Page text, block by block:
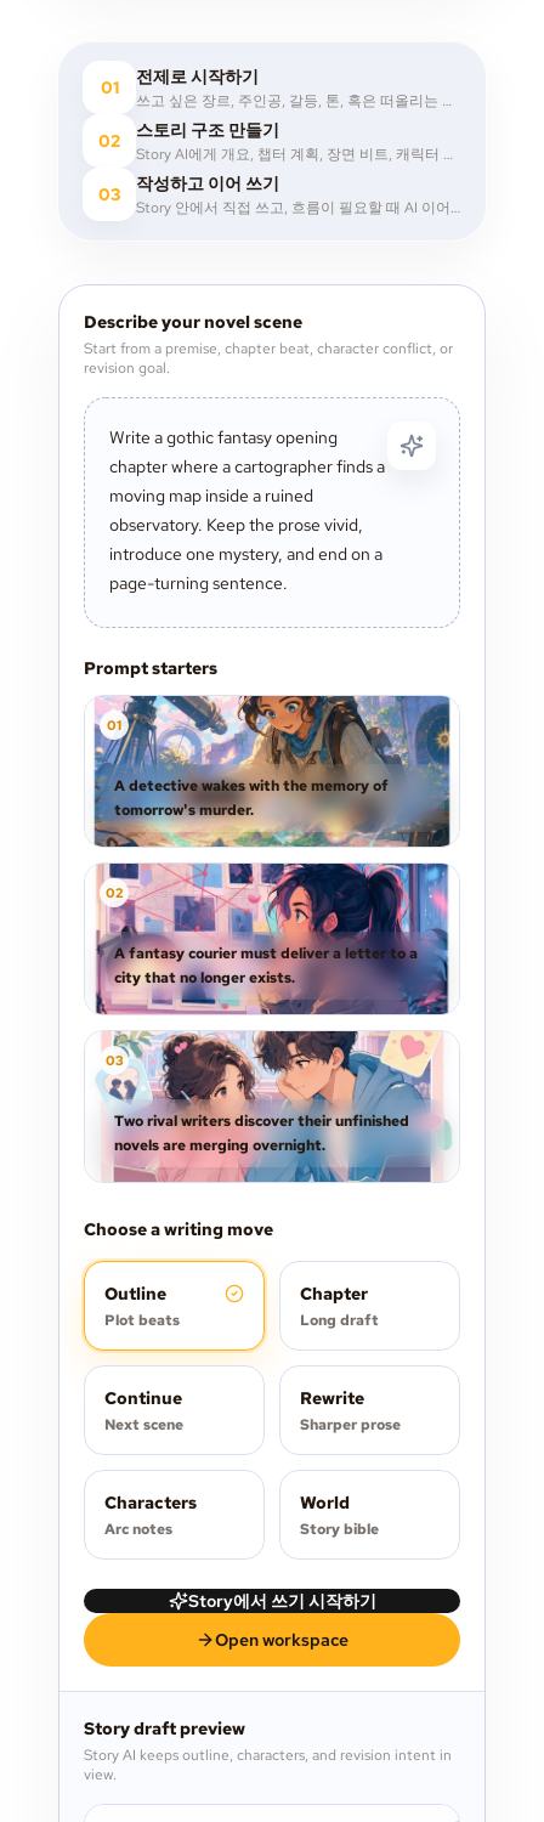
01 전제로 시작하기
쓰고 싶은 장르, 주인공, 갈등, 톤, 혹은 떠올리는 오프닝 이미지를 설명하세요.
02 스토리 구조 만들기
Story AI에게 개요, 챕터 계획, 장면 비트, 캐릭터 아크, 세계관 노트를 요청해 보세요.
03 작성하고 이어 쓰기
Story 안에서 직접 쓰고, 흐름이 필요할 때 AI 이어 쓰기를 활용한 뒤, 코멘트와 노트로 다시 다듬습니다.
Describe your novel scene
Start from a premise, chapter beat, character conflict, or
revision goal.
Prompt starters
01
A detective wakes with the memory of
tomorrow's murder.
02
A fantasy courier must deliver a letter to a
city that no longer exists.
03
Two rival writers discover their unfinished
novels are merging overnight.
Choose a writing move
Outline
Plot beats
Chapter
Long draft
Continue
Next scene
Rewrite
Sharper prose
Characters
Arc notes
World
Story bible
Story에서 쓰기 시작하기
Open workspace
Story draft preview
Story AI keeps outline, characters, and revision intent in
view.